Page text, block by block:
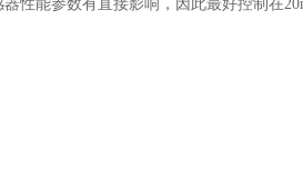
性能参数有直接影响，因此最好控制在